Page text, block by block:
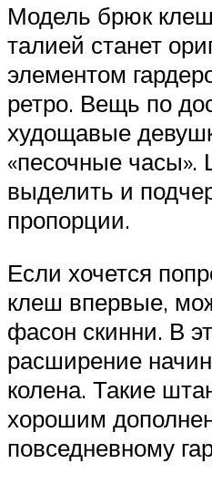
Модель брюк
талией станет
элементом
ретро. Вещь по
худощавые
«песочные часы».
выделить и
пропорции.
Если хочется
клеш впервые,
фасон скинни. В
расширение
колена. Такие
хорошим
повседневному